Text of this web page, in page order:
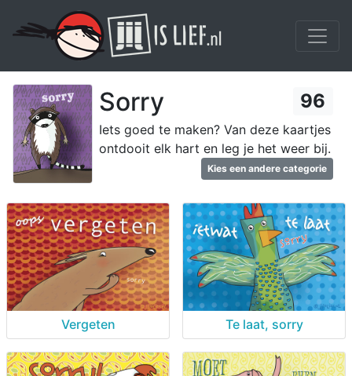
Sorry 96
Iets goed te maken? Van deze kaartjes
ontdooit elk hart en leg je het weer bij.
Kies een andere categorie
Vergeten Te laat, sorry